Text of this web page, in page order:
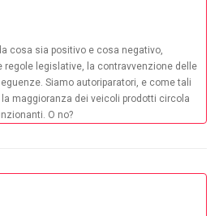
cosa sia positivo e cosa negativo,
regole legislative, la contravvenzione delle
Siamo autoriparatori, e come tali
maggioranza dei veicoli prodotti circola
O no?